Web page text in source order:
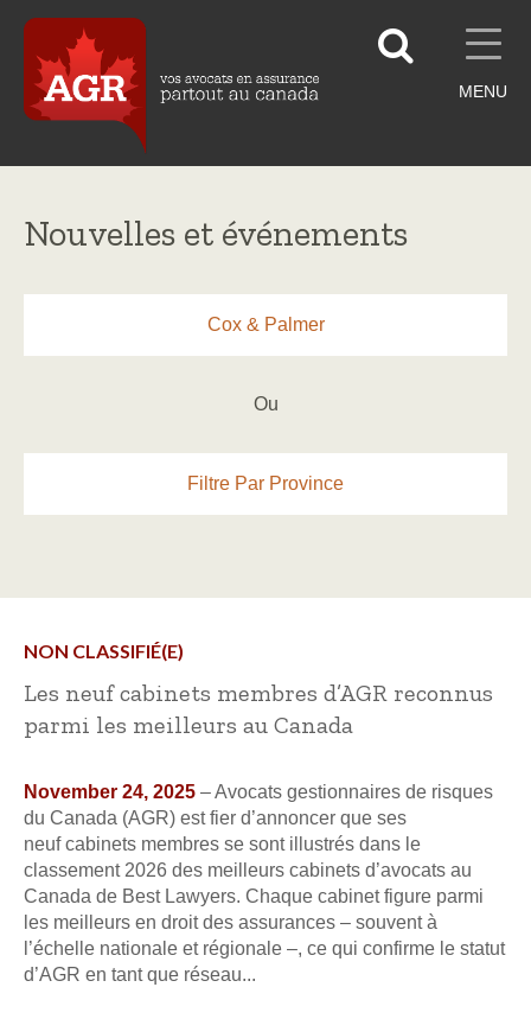
MENU
Nouvelles et événements
Cox & Palmer
Ou
Filtre Par Province
NON CLASSIFIÉ(E)
Les neuf cabinets membres d’AGR reconnus
parmi les meilleurs au Canada
November 24, 2025 – Avocats gestionnaires de risques
du Canada (AGR) est fier d’annoncer que ses
neuf cabinets membres se sont illustrés dans le
classement 2026 des meilleurs cabinets d’avocats au
Canada de Best Lawyers. Chaque cabinet figure parmi
les meilleurs en droit des assurances – souvent à
l’échelle nationale et régionale –, ce qui confirme le statut
d’AGR en tant que réseau...